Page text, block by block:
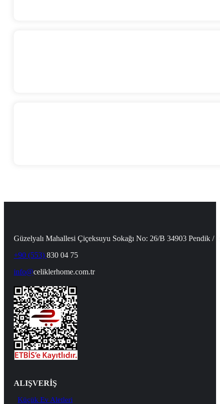
Güzelyalı Mahallesi Çiçeksuyu Sokağı No: 26/B 34903 Pendik /
+90 (553) 830 04 75
info@celiklerhome.com.tr
ALIŞVERİŞ
Küçük Ev Aletleri